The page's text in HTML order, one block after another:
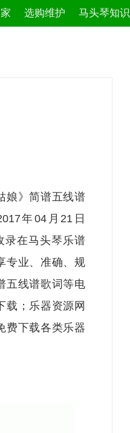
选购维护 马头琴知识
娘》简谱五线谱
年04月21日
录在马头琴乐谱
专业、准确、规
五线谱歌词等电
载；乐器资源网
费下载各类乐器